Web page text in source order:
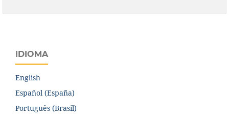
IDIOMA
English
Español (España)
Português (Brasil)